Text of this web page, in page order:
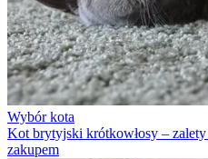
Wybór kota
Kot brytyjski krótkowłosy –
zakupem